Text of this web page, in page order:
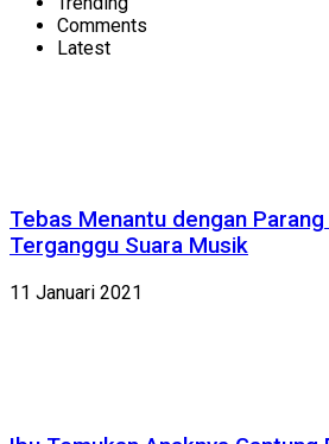
Comments
Latest
Tebas Menantu dengan
Terganggu Suara Musik
11 Januari 2021